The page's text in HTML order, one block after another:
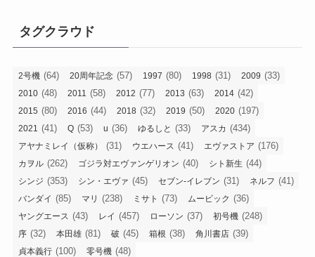
タグクラウド
2号機 (64) 20周年記念 (57) 1997 (80) 1998 (31) 2009 (33)
2010 (48) 2011 (58) 2012 (77) 2013 (63) 2014 (42)
2015 (80) 2016 (44) 2018 (32) 2019 (50) 2020 (197)
2021 (41) Q (53) u (36) ゆるしと (33) アスカ (434)
アヤナミレイ（仮称） (31) ウエハース (41) エヴァストア (176)
カヲル (262) ゴジラ対エヴァンゲリオン (40) シト新生 (44)
シンジ (353) シン・エヴァ (45) セブン-イレブン (31) ネルフ (41)
バンダイ (85) マリ (238) ミサト (73) ムービック (36)
ヤングエース (43) レイ (457) ローソン (37) 初号機 (248)
序 (32) 本田雄 (81) 破 (45) 箱根 (38) 角川書店 (39)
貞本義行 (100) 零号機 (48)